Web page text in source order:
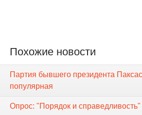
Похожие новости
Партия бывшего президента
популярная
Опрос: "Порядок и